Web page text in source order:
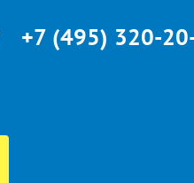
+7 (495) 320-